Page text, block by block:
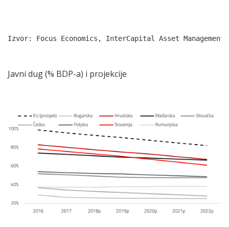
Javni dug (% BDP-a) i projekcije